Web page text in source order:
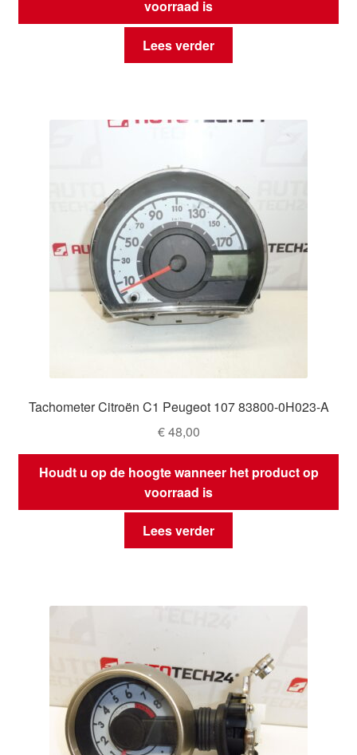
voorraad is
Lees verder
Tachometer Citroën C1 Peugeot 107 83800-0H023-A
€48,00
Houdt u op de hoogte wanneer het product op
voorraad is
Lees verder